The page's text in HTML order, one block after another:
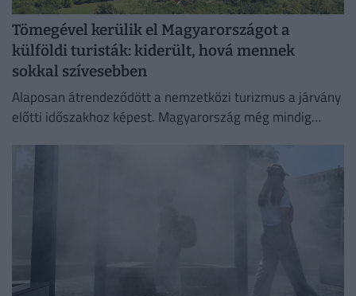
Tömegével kerülik el Magyarországot a
külföldi turisták: kiderült, hová mennek
sokkal szívesebben
Alaposan átrendeződött a nemzetközi turizmus a járvány
előtti időszakhoz képest. Magyarország még mindig